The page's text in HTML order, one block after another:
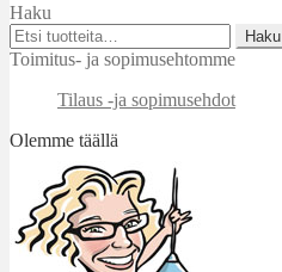
Haku
Etsi:
Haku
Toimitus- ja sopimusehtomme
Tilaus -ja sopimusehdot
Olemme täällä